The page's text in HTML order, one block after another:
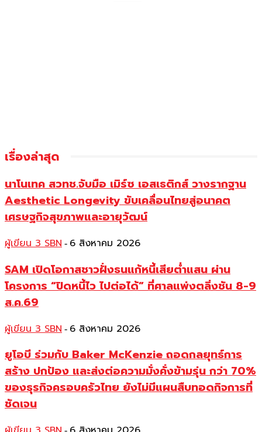
เรื่องล่าสุด
นาโนเทค สวทช.จับมือ เมิร์ซ เอสเธติกส์ วางรากฐาน
Aesthetic Longevity ขับเคลื่อนไทยสู่อนาคต
เศรษฐกิจสุขภาพและอายุวัฒน์
ผู้เขียน 3 SBN - 6 สิงหาคม 2026
SAM เปิดโอกาสชาวฝั่งธนแก้หนี้เสียต่ำแสน ผ่าน
โครงการ “ปิดหนี้ไว ไปต่อได้” ที่ศาลแพ่งตลิ่งชัน 8-9
ส.ค.69
ผู้เขียน 3 SBN - 6 สิงหาคม 2026
ยูโอบี ร่วมกับ Baker McKenzie ถอดกลยุทธ์การ
สร้าง ปกป้อง และส่งต่อความมั่งคั่งข้ามรุ่น กว่า 70%
ของธุรกิจครอบครัวไทย ยังไม่มีแผนสืบทอดกิจการที่
ชัดเจน
-